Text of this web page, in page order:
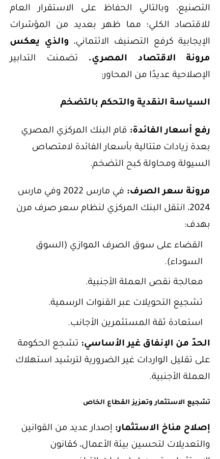
التصنيع، وبالتالي الحفاظ على الاستقرار العام
للاقتصاد الكلي؛ مما ظهر بعديد من المؤشرات
الإيجابية كرفع التصنيف الائتماني، والذي يعكس
مرونة الاقتصاد المصري.
تضمنت التدابير
الإصلاحية عديدًا من المحاور:
السياسة النقدية والتحكم بالتضخم
رفع أسعار الفائدة:قام البنك المركزي المصري
بعدة زيادات متتالية بأسعار الفائدة لامتصاص
السيولة ومحاولة كبح التضخم.
مرونة سعر الصرف:
في مارس 2022 وفي مارس
2024، انتقل البنك المركزي لنظام سعر صرف مرن
بهدف:
القضاء على سوق الصرف الموازي (السوق
السوداء).
معالجة نقص العملة الأجنبية.
تشجيع التحويلات عبر القنوات الرسمية.
استعادة ثقة المستثمرين الأجانب.
الحدّ من الإنفاق غير الأساسي:تشجع الحكومة
على تقليل الواردات غير الضرورية لترشيد استهلاك
العملة الأجنبية.
تشجيع الاستثمار وتعزيز القطاع الخاص
إصلاح مناخ الاستثمار:إصدار عديد من القوانين
والتعديلات لتحسين بيئة الأعمال، كقانون